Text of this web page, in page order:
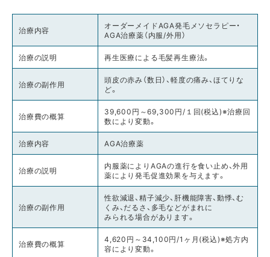
治療内容
オーダーメイドAGA発毛メソセラピー・
AGA治療薬（内服/外用）
治療の説明 再生医療による毛髪再生療法。
治療の副作用
頭皮の赤み（数日）、軽度の痛み、ほてりな
ど。
治療費の概算
39,600円～69,300円/１回(税込)※治療回
数により変動。
治療内容 AGA治療薬
治療の説明
内服薬によりAGAの進行を食い止め、外用
薬により発毛促進効果を与えます。
治療の副作用
性欲減退、精子減少、肝機能障害、動悸、む
くみ、だるさ、多毛などがまれに
みられる場合があります。
治療費の概算
4,620円～34,100円/1ヶ月(税込)※処方内
容により変動。